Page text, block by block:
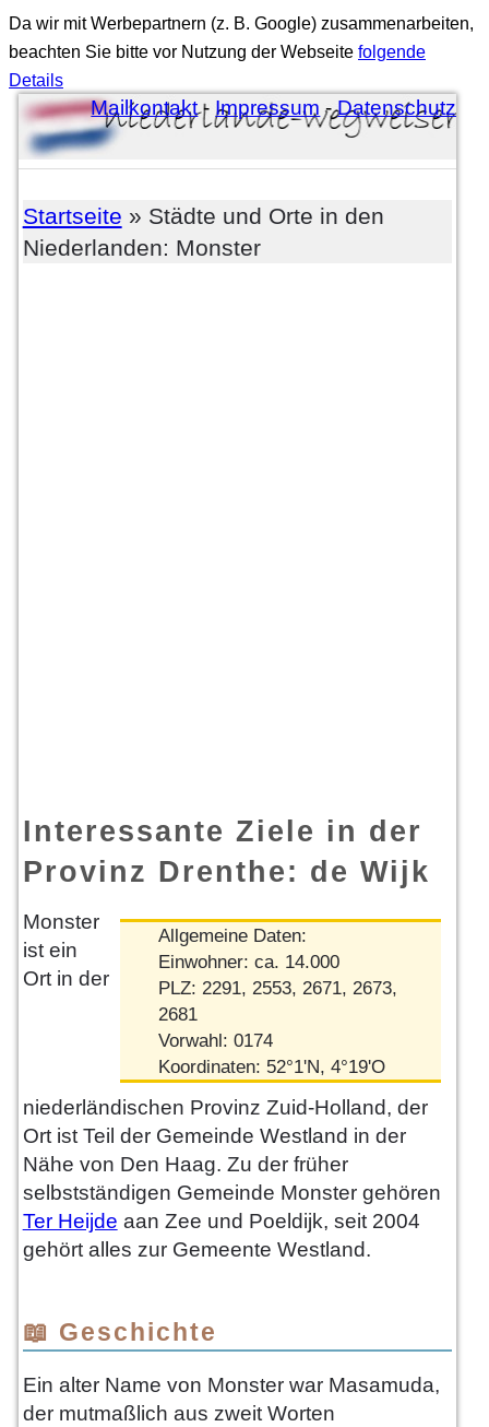
Da wir mit Werbepartnern (z. B. Google) zusammenarbeiten,
beachten Sie bitte vor Nutzung der Webseite folgende
Details
Mailkontakt- Impressum -Datenschutz
Startseite » Städte und Orte in den
Niederlanden: Monster
Interessante Ziele in der
Provinz Drenthe: de Wijk
Allgemeine Daten:
Einwohner: ca. 14.000
PLZ: 2291, 2553, 2671, 2673,
2681
Vorwahl: 0174
Koordinaten: 52°1'N, 4°19'O
Monster
ist ein
Ort in der
niederländischen Provinz Zuid-Holland, der
Ort ist Teil der Gemeinde Westland in der
Nähe von Den Haag. Zu der früher
selbstständigen Gemeinde Monster gehören
Ter Heijde aan Zee und Poeldijk, seit 2004
gehört alles zur Gemeente Westland.
📖 Geschichte
Ein alter Name von Monster war Masamuda,
der mutmaßlich aus zweit Worten